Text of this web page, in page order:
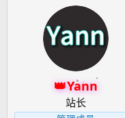
Yann
站长